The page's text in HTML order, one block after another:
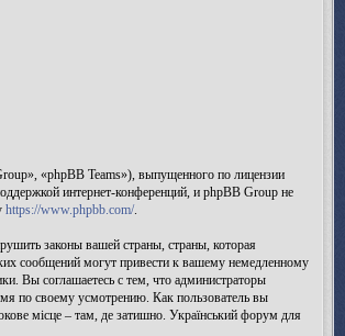
«phpBB Teams»), выпущенного по лицензии
интернет-конференций, и phpBB Group не
https://www.phpbb.com/.
законы вашей страны, страны, которая
сообщений могут привести к вашему немедленному
Вы соглашаетесь с тем, что администраторы
по своему усмотрению. Как пользователь вы
місце – там, де затишно. Український форум для